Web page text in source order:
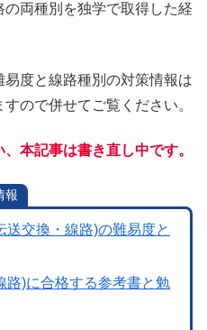
両種別を独学で取得した経
度と線路種別の対策情報は
ので併せてご覧ください。
本記事は書き直し中です。
報
送交換・線路)の難易度と
路)に合格する参考書と勉